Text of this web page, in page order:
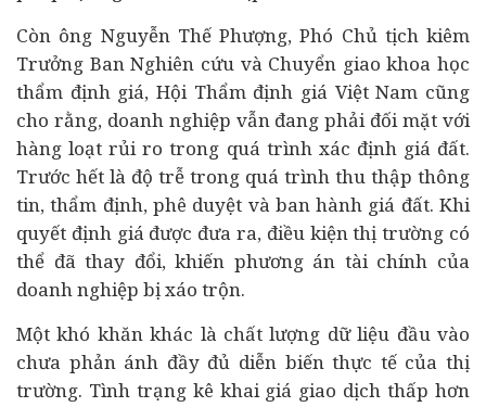
Còn ông Nguyễn Thế Phượng, Phó Chủ tịch kiêm
Trưởng Ban Nghiên cứu và Chuyển giao khoa học
thẩm định giá, Hội Thẩm định giá Việt Nam cũng
cho rằng, doanh nghiệp vẫn đang phải đối mặt với
hàng loạt rủi ro trong quá trình xác định giá đất.
Trước hết là độ trễ trong quá trình thu thập thông
tin, thẩm định, phê duyệt và ban hành giá đất. Khi
quyết định giá được đưa ra, điều kiện thị trường có
thể đã thay đổi, khiến phương án tài chính của
doanh nghiệp bị xáo trộn.
Một khó khăn khác là chất lượng dữ liệu đầu vào
chưa phản ánh đầy đủ diễn biến thực tế của thị
trường. Tình trạng kê khai giá giao dịch thấp hơn